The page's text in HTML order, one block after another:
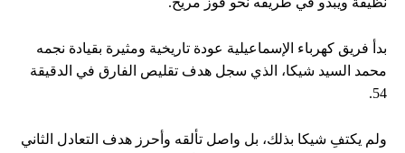
بدأ فريق كهرباء الإسماعيلية عودة تاريخية ومثيرة بقيادة نجمه
محمد السيد شيكا، الذي سجل هدف تقليص الفارق في الدقيقة
54.
ولم يكتفِ شيكا بذلك، بل واصل تألقه وأحرز هدف التعادل الثاني